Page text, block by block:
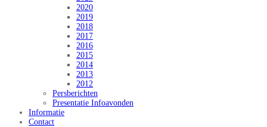
2020
2019
2018
2017
2016
2015
2014
2013
2012
Persberichten
Presentatie Infoavonden
Informatie
Contact